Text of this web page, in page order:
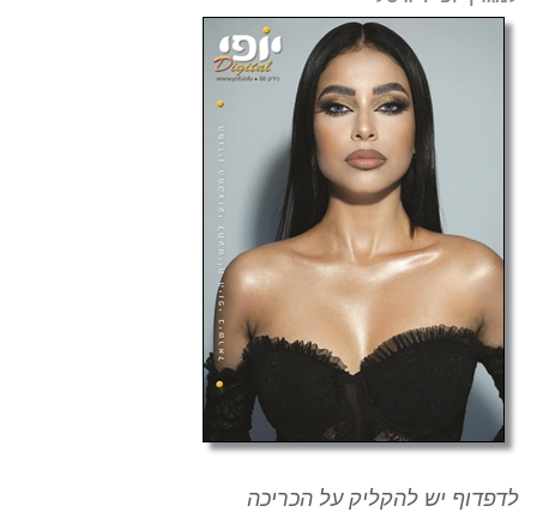
לדפדוף יש להקליק על הכריכה